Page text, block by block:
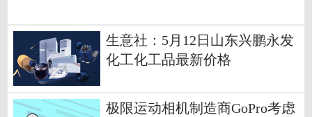
生意社：5月12日山东兴鹏永发
化工化工品最新价格
极限运动相机制造商GoPro考虑